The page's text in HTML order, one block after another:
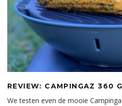
REVIEW: CAMPINGAZ 360
We testen even de mooie